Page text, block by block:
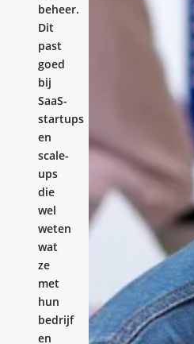
beheer.
Dit
past
goed
bij
SaaS-
startups
en
scale-
ups
die
wel
weten
wat
ze
met
hun
bedrijf
en